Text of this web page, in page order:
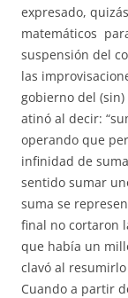
expresado,
matemáticos
suspensión del
las
gobierno del
atinó al decir:
operando que
infinidad de
sentido sumar
suma se
final no cortaron
que había un
clavó al resumirlo
Cuando a partir